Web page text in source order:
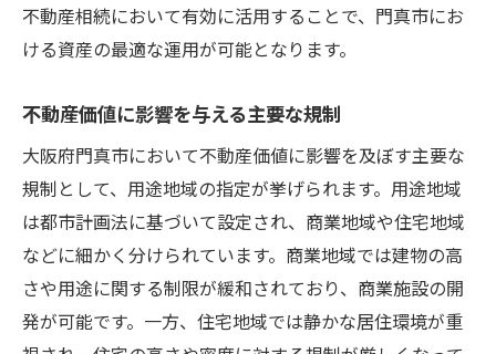
不動産相続において有効に活用することで、門真市にお
ける資産の最適な運用が可能となります。
不動産価値に影響を与える主要な規制
大阪府門真市において不動産価値に影響を及ぼす主要な
規制として、用途地域の指定が挙げられます。用途地域
は都市計画法に基づいて設定され、商業地域や住宅地域
などに細かく分けられています。商業地域では建物の高
さや用途に関する制限が緩和されており、商業施設の開
発が可能です。一方、住宅地域では静かな居住環境が重